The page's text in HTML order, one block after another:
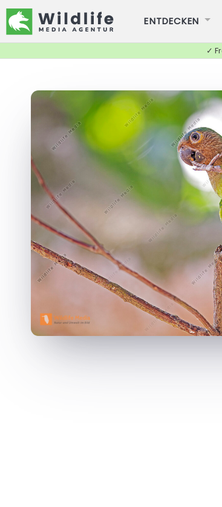
ENTDECKEN
✓